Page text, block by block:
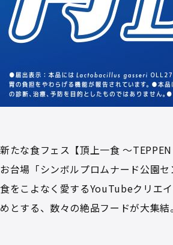
新たな食フェス【頂上一食 ～
お台場「シンボルプロムナード公園セ
⾷をこよなく愛するYouTubeクリエ
めとする、数々の絶品フードが⼤集結。